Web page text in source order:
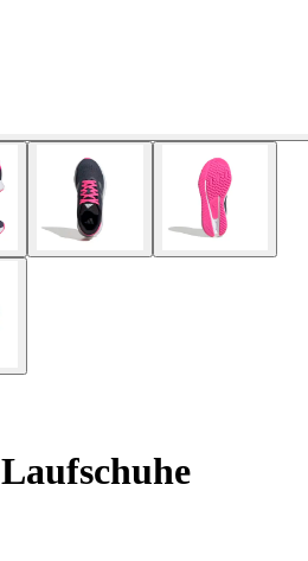
Laufschuhe